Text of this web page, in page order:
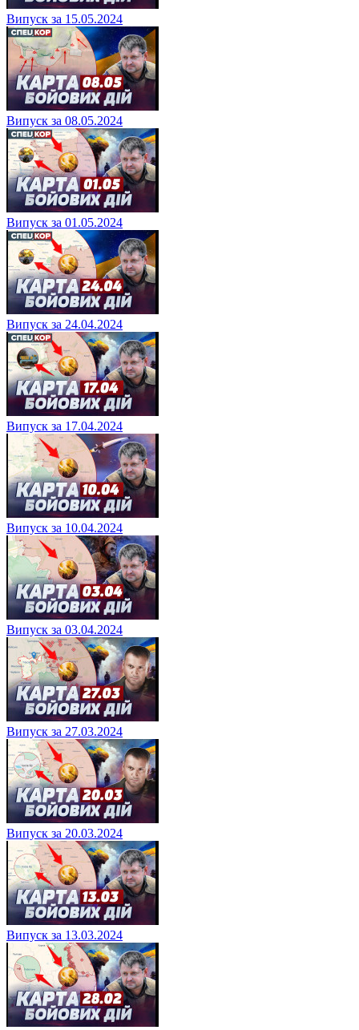
Випуск за 15.05.2024
Випуск за 08.05.2024
Випуск за 01.05.2024
Випуск за 24.04.2024
Випуск за 17.04.2024
Випуск за 10.04.2024
Випуск за 03.04.2024
Випуск за 27.03.2024
Випуск за 20.03.2024
Випуск за 13.03.2024